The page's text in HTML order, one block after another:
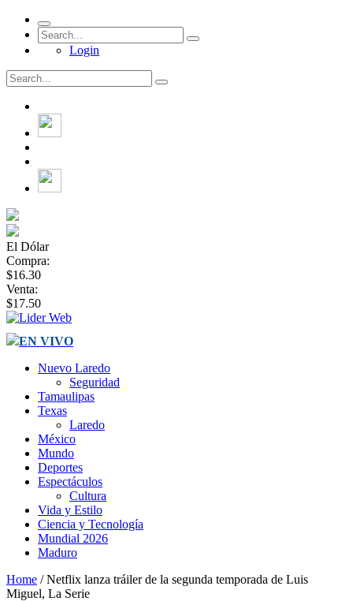
Login
El Dólar
Compra:
$16.30
Venta:
$17.50
EN VIVO
Nuevo Laredo
Seguridad
Tamaulipas
Texas
Laredo
México
Mundo
Deportes
Espectáculos
Cultura
Vida y Estilo
Ciencia y Tecnología
Mundial 2026
Maduro
Home / Netflix lanza tráiler de la segunda temporada de Luis
Miguel, La Serie